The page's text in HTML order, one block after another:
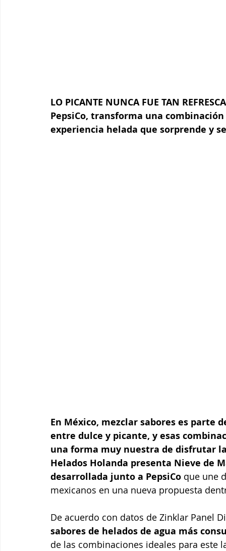
LO PICANTE NUNCA FUE TAN
PepsiCo, transforma una
experiencia helada que sorprende y
En México, mezclar sabores es
entre dulce y picante, y esas
una forma muy nuestra de disfrutar
Helados Holanda presenta Nieve de
desarrollada junto a PepsiCo que une
mexicanos en una nueva propuesta
De acuerdo con datos de Zinklar Panel
sabores de helados de agua más
de las combinaciones ideales para este